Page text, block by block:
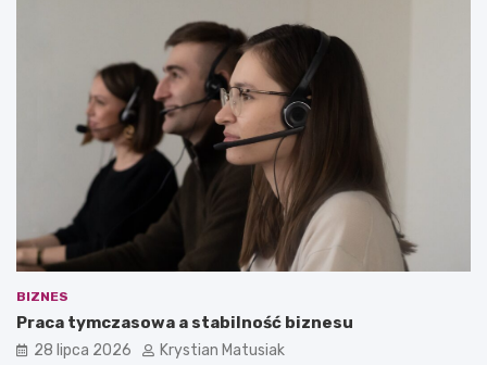
BIZNES
Praca tymczasowa a stabilność biznesu
28 lipca 2026 Krystian Matusiak